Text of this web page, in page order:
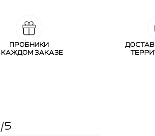
ПРОБНИКИ
КАЖДОМ ЗАКАЗЕ
5